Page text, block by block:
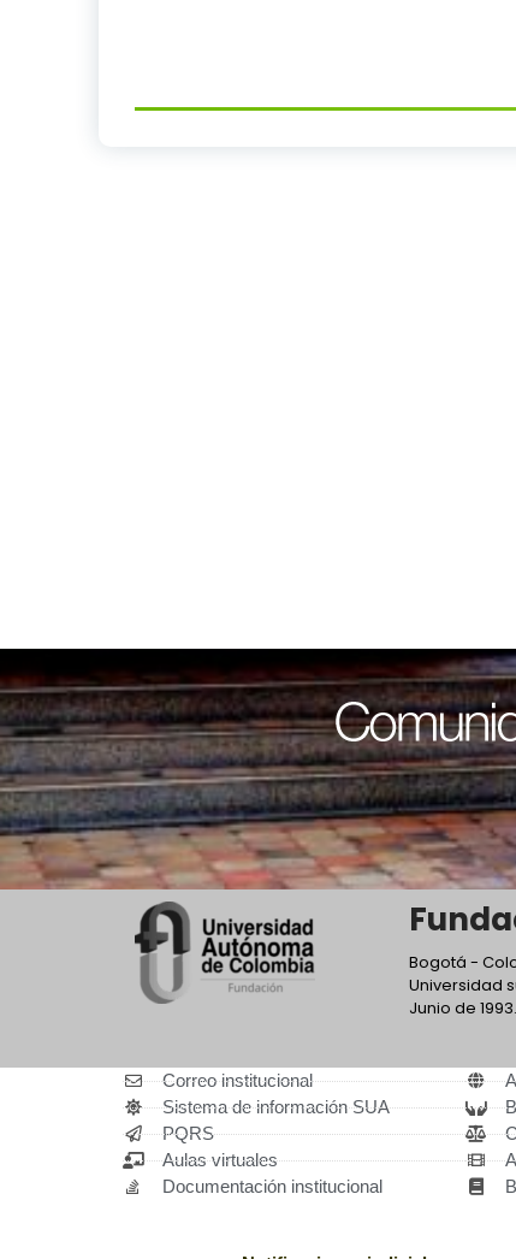
Bogotá -
Universidad
Junio de
Correo institucional
Sistema de información SUA
PQRS
Aulas virtuales
Documentación institucional